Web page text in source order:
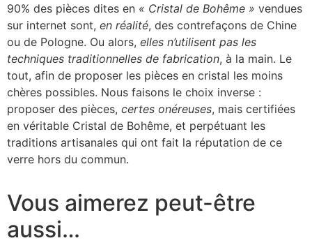
90% des pièces dites en « Cristal de Bohême » vendues
sur internet sont, en réalité, des contrefaçons de Chine
ou de Pologne. Ou alors, elles n’utilisent pas les
techniques traditionnelles de fabrication, à la main. Le
tout, afin de proposer les pièces en cristal les moins
chères possibles. Nous faisons le choix inverse :
proposer des pièces, certes onéreuses, mais certifiées
en véritable Cristal de Bohême, et perpétuant les
traditions artisanales qui ont fait la réputation de ce
verre hors du commun.
Vous aimerez peut-être
aussi…